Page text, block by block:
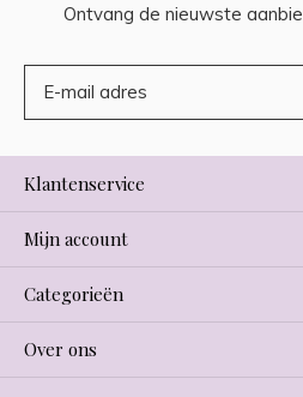
Ontvang de nieuwste
Klantenservice
Mijn account
Categorieën
Over ons